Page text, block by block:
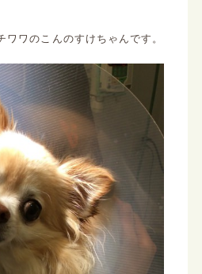
ワのこんのすけちゃんです。